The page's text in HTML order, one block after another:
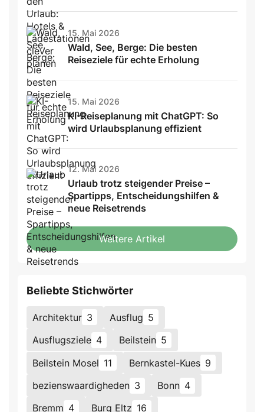
15. Mai 2026
Wald, See, Berge: Die besten
Reiseziele für echte Erholung
15. Mai 2026
KI-Reiseplanung mit ChatGPT: So
wird Urlaubsplanung effizient
12. Mai 2026
Urlaub trotz steigender Preise –
Spartipps, Entscheidungshilfen &
neue Reisetrends
Weitere Artikel
Beliebte Stichwörter
Architektur 3 Ausflug 5
Ausflugsziele 4 Beilstein 5
Beilstein Mosel 11 Bernkastel-Kues 9
bezienswaardigheden 3 Bonn 4
Bremm 4 Burg Eltz 16